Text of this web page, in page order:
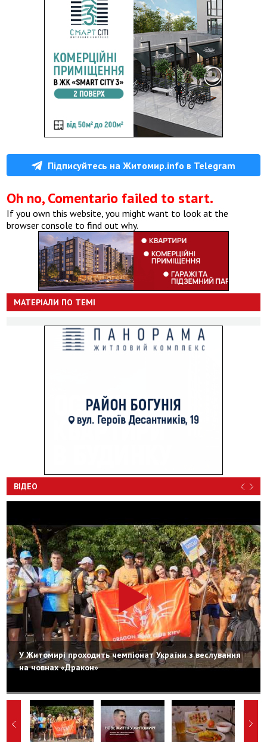
Підписуйтесь на Житомир.info в Telegram
Oh no, Comentario failed to start.
If you own this website, you might want to look at the
browser console to find out why.
МАТЕРІАЛИ ПО ТЕМІ
ВІДЕО
У Житомирі проходить чемпіонат України з веслування
на човнах «Дракон»